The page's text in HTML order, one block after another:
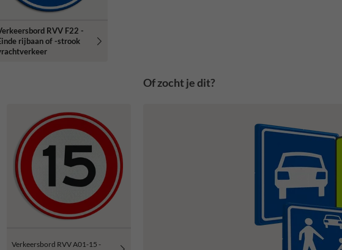
RVV F22 -
rijbaan of -strook
Verkeersbord RVV A01-15 -
Of zocht je dit?